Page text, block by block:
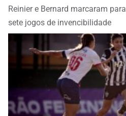
Reinier e Bernard marcaram
sete jogos de invencibilidade